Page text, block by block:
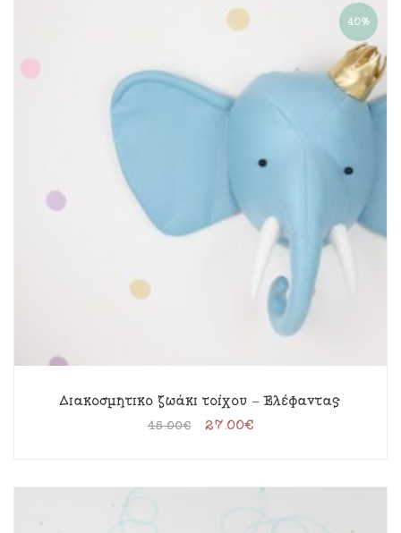
40%
Διακοσμητικό ζωάκι τοίχου – Ελέφαντας
45.00€ 27.00€